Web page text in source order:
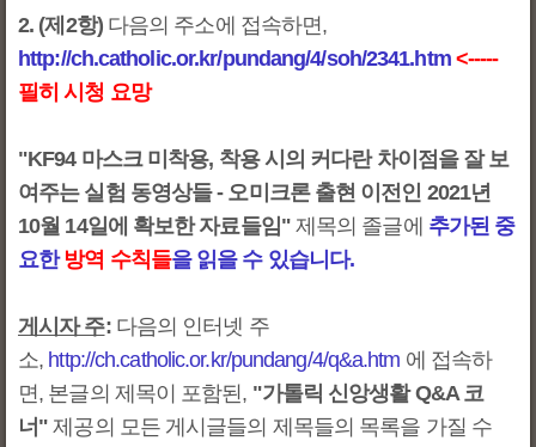
2. (제2항)다음의 주소에 접속하면,
http://ch.catholic.or.kr/pundang/4/soh/2341.htm <-----
필히 시청 요망
"KF94 마스크 미착용, 착용 시의 커다란 차이점을 잘 보
여주는 실험 동영상들 - 오미크론 출현 이전인 2021년
10월 14일에 확보한 자료들임"제목의 졸글에 추가된 중
요한 방역 수칙들을 읽을 수 있습니다.
게시자 주: 다음의 인터넷 주
소, http://ch.catholic.or.kr/pundang/4/q&a.htm 에 접속하
면, 본글의 제목이 포함된, "가톨릭 신앙생활 Q&A 코
너" 제공의 모든 게시글들의 제목들의 목록을 가질 수